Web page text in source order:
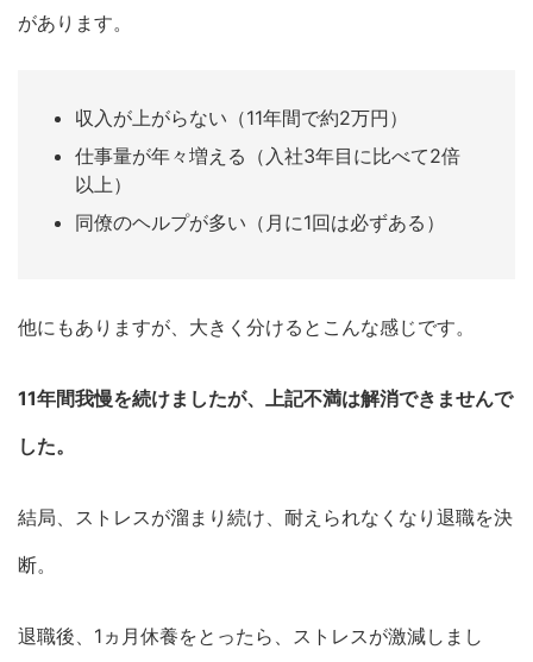
があります。
収入が上がらない（11年間で約2万円）
仕事量が年々増える（入社3年目に比べて2倍
以上）
同僚のヘルプが多い（月に1回は必ずある）
他にもありますが、大きく分けるとこんな感じです。
11年間我慢を続けましたが、上記不満は解消できませんで
した。
結局、ストレスが溜まり続け、耐えられなくなり退職を決
断。
退職後、1ヵ月休養をとったら、ストレスが激減しまし